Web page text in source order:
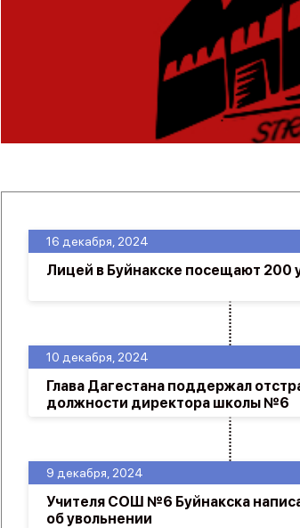
9 декабря, 2024
Учителя СОШ №6 Буйнакска
об увольнении
10 декабря, 2024
Глава Дагестана поддержал
должности директора школы №6
16 декабря, 2024
Лицей в Буйнакске посещают 200